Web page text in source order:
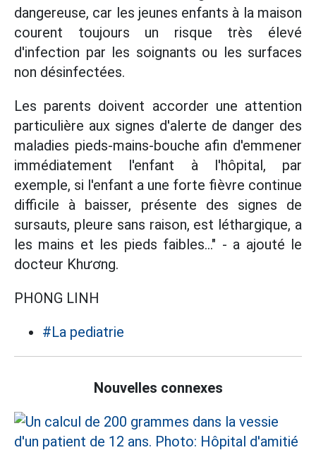
dangereuse, car les jeunes enfants à la maison
courent toujours un risque très élevé
d'infection par les soignants ou les surfaces
non désinfectées.
Les parents doivent accorder une attention
particulière aux signes d'alerte de danger des
maladies pieds-mains-bouche afin d'emmener
immédiatement l'enfant à l'hôpital, par
exemple, si l'enfant a une forte fièvre continue
difficile à baisser, présente des signes de
sursauts, pleure sans raison, est léthargique, a
les mains et les pieds faibles..." - a ajouté le
docteur Khương.
PHONG LINH
#La pediatrie
Nouvelles connexes